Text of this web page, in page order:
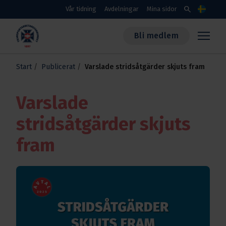
Skippa till huvudinnehållet
Vår tidning Avdelningar Mina sidor search Språk
Transportarbetareförbundet
Bli medlem
Start Publicerat Varslade stridsåtgärder skjuts fram
Varslade
stridsåtgärder skjuts
fram